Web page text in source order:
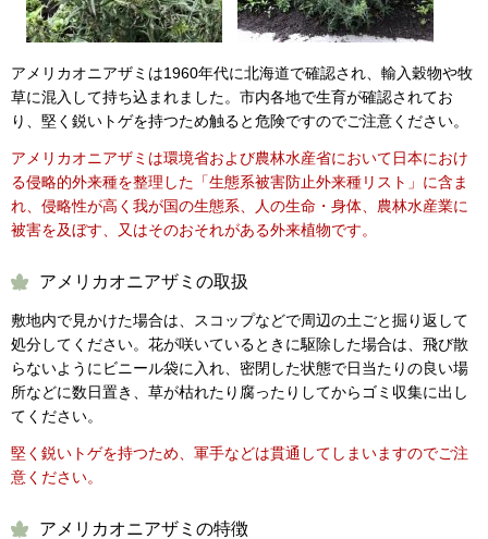
アメリカオニアザミは1960年代に北海道で確認され、輸入穀物や牧
草に混入して持ち込まれました。市内各地で生育が確認されてお
り、堅く鋭いトゲを持つため触ると危険ですのでご注意ください。
アメリカオニアザミは環境省および農林水産省において日本におけ
る侵略的外来種を整理した「生態系被害防止外来種リスト」に含ま
れ、侵略性が高く我が国の生態系、人の生命・身体、農林水産業に
被害を及ぼす、又はそのおそれがある外来植物です。
アメリカオニアザミの取扱
敷地内で見かけた場合は、スコップなどで周辺の土ごと掘り返して
処分してください。花が咲いているときに駆除した場合は、飛び散
らないようにビニール袋に入れ、密閉した状態で日当たりの良い場
所などに数日置き、草が枯れたり腐ったりしてからゴミ収集に出し
てください。
堅く鋭いトゲを持つため、軍手などは貫通してしまいますのでご注
意ください。
アメリカオニアザミの特徴